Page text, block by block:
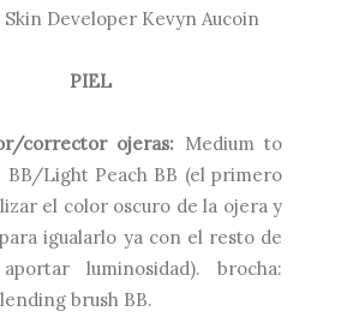
Developer Kevyn Aucoin
PIEL
corrector ojeras: Medium to
BB/Light Peach BB (el primero
el color oscuro de la ojera y
igualarlo ya con el resto de
luminosidad). brocha:
brush BB.